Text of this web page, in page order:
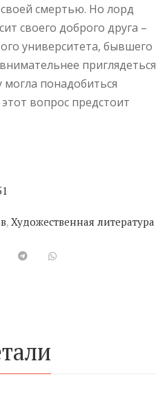
смертью. Но лорд
своего доброго друга –
университета, бывшего
приглядеться
понадобиться
вопрос предстоит
, Художественная литература